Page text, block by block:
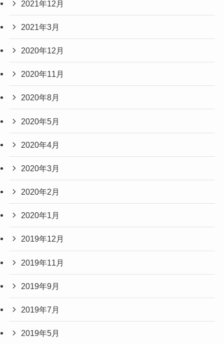
2021年12月
2021年3月
2020年12月
2020年11月
2020年8月
2020年5月
2020年4月
2020年3月
2020年2月
2020年1月
2019年12月
2019年11月
2019年9月
2019年7月
2019年5月